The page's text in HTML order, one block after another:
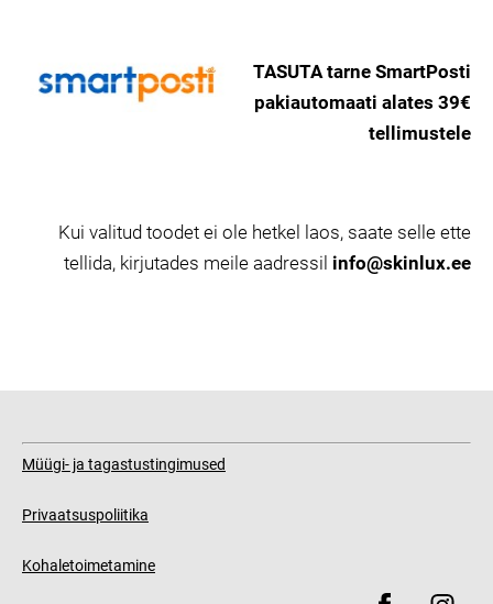
TASUTA tarne SmartPosti
pakiautomaati alates 39€
tellimustele
Kui valitud toodet ei ole hetkel laos, saate selle ette
tellida, kirjutades meile aadressil info@skinlux.ee
Müügi- ja tagastustingimused
Privaatsuspoliitika
Kohaletoimetamine